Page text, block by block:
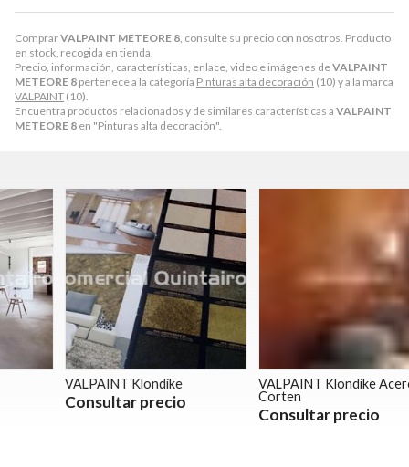
ComprarVALPAINT METEORE 8 , consulte su precio con nosotros. Producto
en stock, recogida en tienda.
Precio, información, características, enlace, video e imágenes deVALPAINT
METEORE 8 pertenece a la categoría Pinturas alta decoración (10) y a la marca
VALPAINT (10).
Encuentra productos relacionados y de similares características a VALPAINT
METEORE 8 en "Pinturas alta decoración".
VALPAINT Klondike
Consultar precio
VALPAINT Klondike Acero
Consultar precio